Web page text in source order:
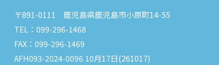
〒891-0111 鹿児島県鹿児島市小原町14-55
TEL：099-296-1468
FAX：099-296-1469
AFH093-2024-0096 10月17日(261017)